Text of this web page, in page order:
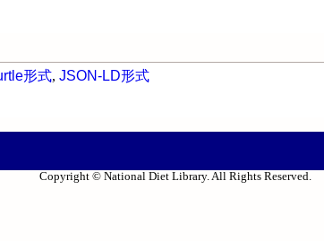
形式, JSON-LD形式
Copyright © National Diet Library. All Rights Reserved.